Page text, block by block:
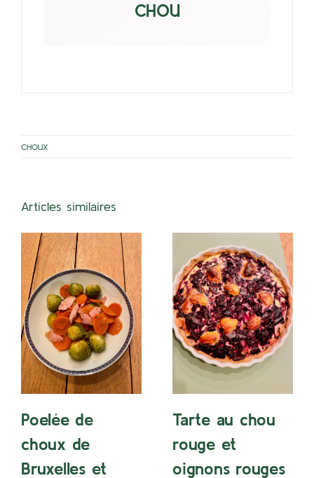
CHOU
CHOUX
Articles similaires
Poelée de
choux de
Bruxelles et
Tarte au chou
rouge et
oignons rouges